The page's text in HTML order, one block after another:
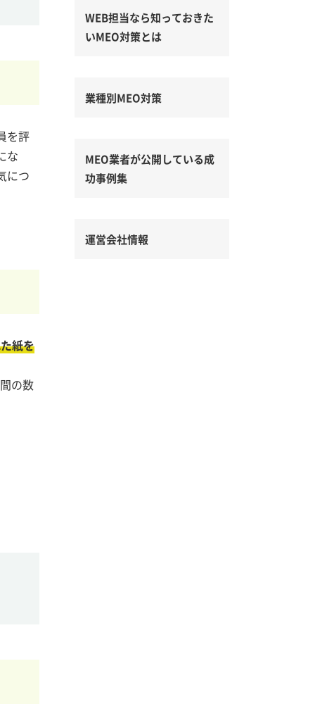
を評
な
につ
紙を
の数
WEB担当なら知っておきた
いMEO対策とは
業種別MEO対策
MEO業者が公開している成
功事例集
運営会社情報